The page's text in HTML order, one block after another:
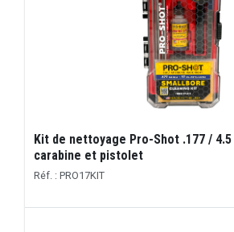
Kit de nettoyage Pro-Shot .177 / 4.5
carabine et pistolet
Réf. : PRO17KIT